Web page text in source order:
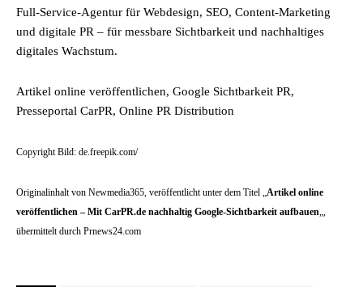
Full-Service-Agentur für Webdesign, SEO, Content-Marketing
und digitale PR – für messbare Sichtbarkeit und nachhaltiges
digitales Wachstum.
Artikel online veröffentlichen, Google Sichtbarkeit PR,
Presseportal CarPR, Online PR Distribution
Copyright Bild: de.freepik.com/
Originalinhalt von Newmedia365, veröffentlicht unter dem Titel „Artikel online
veröffentlichen – Mit CarPR.de nachhaltig Google-Sichtbarkeit aufbauen„,
übermittelt durch Prnews24.com